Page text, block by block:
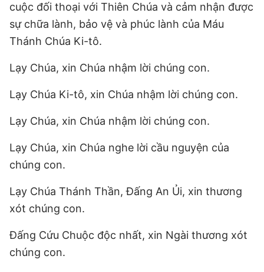
cuộc đối thoại với Thiên Chúa và cảm nhận được
sự chữa lành, bảo vệ và phúc lành của Máu
Thánh Chúa Ki-tô.
Lạy Chúa, xin Chúa nhậm lời chúng con.
Lạy Chúa Ki-tô, xin Chúa nhậm lời chúng con.
Lạy Chúa, xin Chúa nhậm lời chúng con.
Lạy Chúa, xin Chúa nghe lời cầu nguyện của
chúng con.
Lạy Chúa Thánh Thần, Đấng An Ủi, xin thương
xót chúng con.
Đấng Cứu Chuộc độc nhất, xin Ngài thương xót
chúng con.